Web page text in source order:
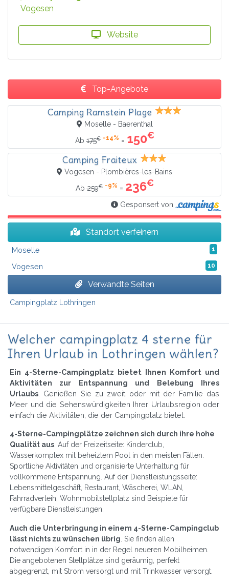
Vogesen
Website
Top-Angebote
Camping Ramstein Plage
Moselle - Baerenthal
Ab175€ -14% = 150€
Camping Fraiteux
Vogesen - Plombières-les-Bains
Ab259€ -9% = 236€
Gesponsert von
Standort verfeinern
Moselle 1
Vogesen 10
Verwandte Seiten
Campingplatz Lothringen
Welcher campingplatz 4 sterne für
Ihren Urlaub in Lothringen wählen?
Ein 4-Sterne-Campingplatz bietet Ihnen Komfort und
Aktivitäten zur Entspannung und Belebung Ihres
Urlaubs . Genießen Sie zu zweit oder mit der Familie das
Meer und die Sehenswürdigkeiten Ihrer Urlaubsregion oder
einfach die Aktivitäten, die der Campingplatz bietet.
4-Sterne-Campingplätze zeichnen sich durch ihre hohe
Qualität aus . Auf der Freizeitseite: Kinderclub,
Wasserkomplex mit beheiztem Pool in den meisten Fällen.
Sportliche Aktivitäten und organisierte Unterhaltung für
vollkommene Entspannung. Auf der Dienstleistungsseite:
Lebensmittelgeschäft, Restaurant, Wäscherei, WLAN,
Fahrradverleih, Wohnmobilstellplatz sind Beispiele für
verfügbare Dienstleistungen.
Auch die Unterbringung in einem 4-Sterne-Campingclub
lässt nichts zu wünschen übrig . Sie finden allen
notwendigen Komfort in in der Regel neueren Mobilheimen.
Die angebotenen Stellplätze sind geräumig, perfekt
abgegrenzt, mit Strom versorgt und mit Trinkwasser versorgt.